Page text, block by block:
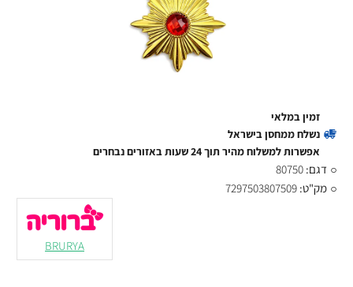
זמין במלאי
נשלח ממחסן בישראל
אפשרות למשלוח מהיר תוך 24 שעות באזורים נבחרים
דגם: 80750
מק"ט: 7297503807509
BRURYA